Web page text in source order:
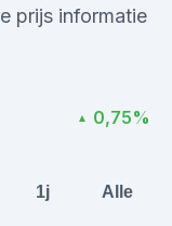
prijs informatie
▲ 0,75%
1j Alle